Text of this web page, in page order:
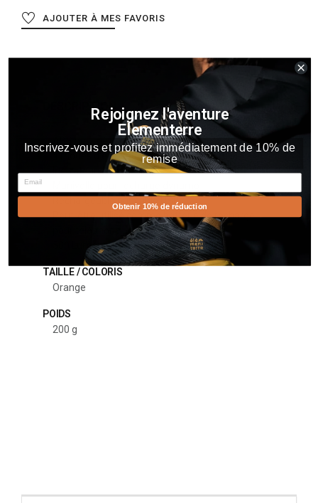
AJOUTER À MES FAVORIS
DESCRIPTION
ABS polymère thermoplastique
4 modes d'éclairage et 3 teintes de lumière
Indicateur de batterie
Rechargeable par cable USB
Peut-être utilisé comme batterie de recharge
500 Lumens
TAILLE / COLORIS
Orange
POIDS
200 g
Rejoignez l'aventure
Elementerre
Inscrivez-vous et profitez immédiatement de 10% de
remise
Email
Obtenir 10% de réduction